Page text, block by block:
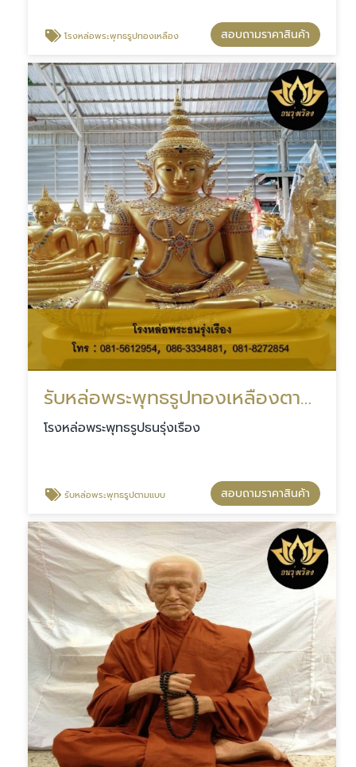
โรงหล่อพระพุทธรูปทองเหลือง สอบถามราคาสินค้า
รับหล่อพระพุทธรูปทองเหลืองตามแบบ
โรงหล่อพระพุทธรูปธนรุ่งเรือง
รับหล่อพระพุทธรูปตามแบบ สอบถามราคาสินค้า